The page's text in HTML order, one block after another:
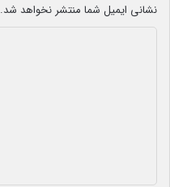
نشانی ایمیل شما منتشر نخواهد شد.